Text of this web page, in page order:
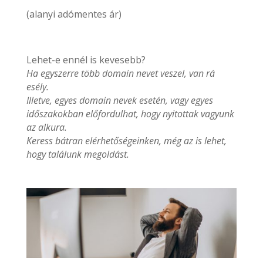
(alanyi adómentes ár)
Lehet-e ennél is kevesebb?
Ha egyszerre több domain nevet veszel, van rá
esély.
Illetve, egyes domain nevek esetén, vagy egyes
időszakokban előfordulhat, hogy nyitottak vagyunk
az alkura.
Keress bátran elérhetőségeinken, még az is lehet,
hogy találunk megoldást.